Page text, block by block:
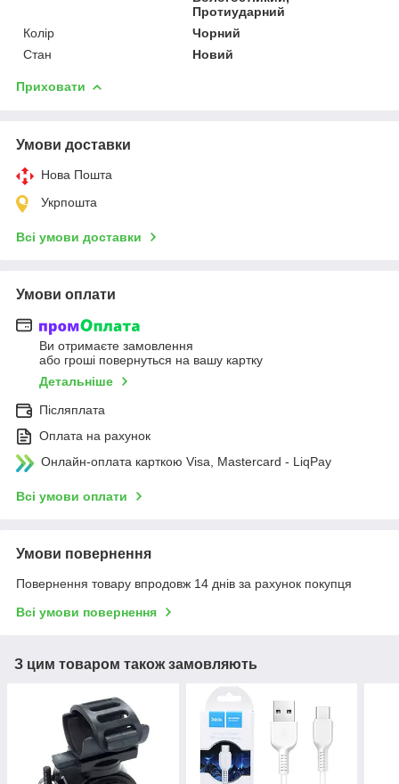
Протиударний
Колір
Чорний
Стан
Новий
Приховати
Умови доставки
Нова Пошта
Укрпошта
Всі умови доставки
Умови оплати
Ви отримаєте замовлення
або гроші повернуться на вашу картку
Детальніше
Післяплата
Оплата на рахунок
Онлайн-оплата карткою Visa, Mastercard - LiqPay
Всі умови оплати
Умови повернення
Повернення товару впродовж 14 днів за рахунок покупця
Всі умови повернення
З цим товаром також замовляють